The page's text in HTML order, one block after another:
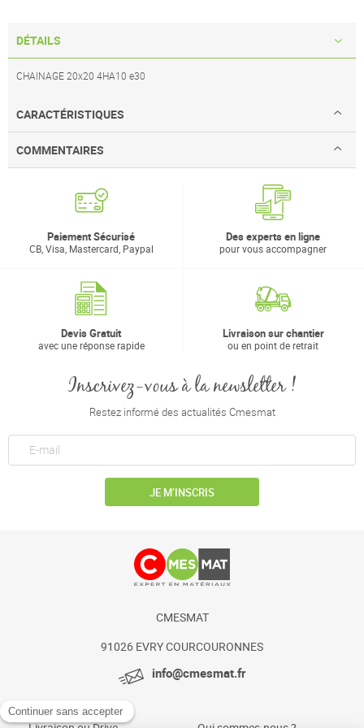
DÉTAILS
CHAINAGE 20x20 4HA10 e30
CARACTÉRISTIQUES
COMMENTAIRES
Paiement Sécurisé
CB, Visa, Mastercard, Paypal
Des experts en ligne
pour vous accompagner
Devis Gratuit
avec une réponse rapide
Livraison sur chantier
ou en point de retrait
Inscrivez-vous à la newsletter !
Restez informé des actualités Cmesmat
JE M’INSCRIS
CMESMAT
91026 EVRY COURCOURONNES
info@cmesmat.fr